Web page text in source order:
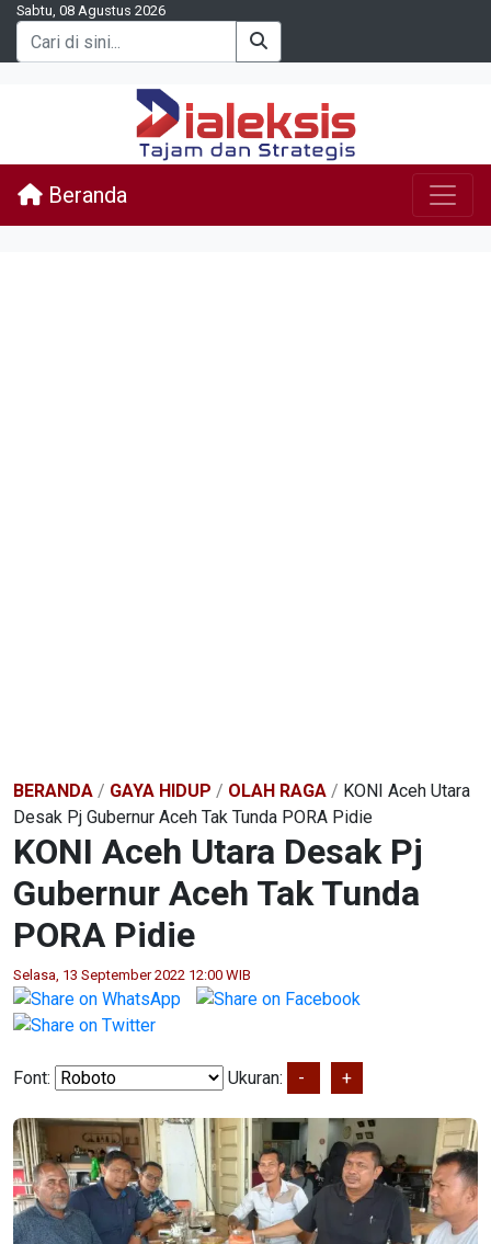
Sabtu, 08 Agustus 2026
Beranda
BERANDA / GAYA HIDUP / OLAH RAGA / KONI Aceh Utara
Desak Pj Gubernur Aceh Tak Tunda PORA Pidie
KONI Aceh Utara Desak Pj
Gubernur Aceh Tak Tunda
PORA Pidie
Selasa, 13 September 2022 12:00 WIB
Font: Ukuran: - +